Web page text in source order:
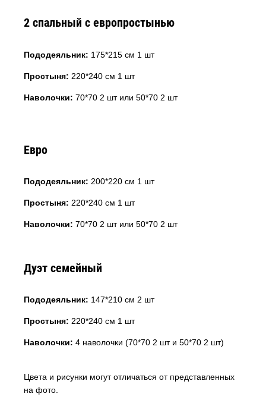
2 спальный с европростынью
Пододеяльник: 175*215 см 1 шт
Простыня: 220*240 см 1 шт
Наволочки: 70*70 2 шт или 50*70 2 шт
Евро
Пододеяльник: 200*220 см 1 шт
Простыня: 220*240 см 1 шт
Наволочки: 70*70 2 шт или 50*70 2 шт
Дуэт семейный
Пододеяльник: 147*210 см 2 шт
Простыня: 220*240 см 1 шт
Наволочки: 4 наволочки (70*70 2 шт и 50*70 2 шт)
Цвета и рисунки могут отличаться от представленных
на фото.